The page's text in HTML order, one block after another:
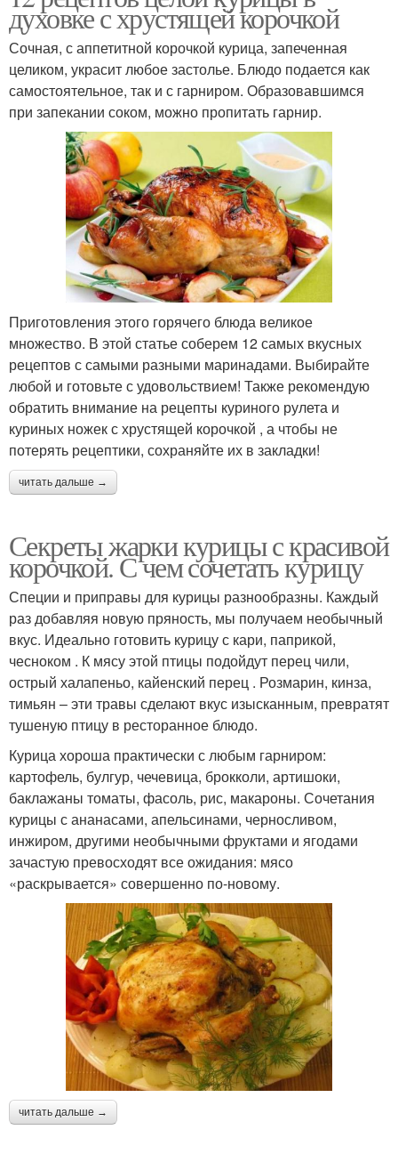
духовке с хрустящей корочкой
Сочная, с аппетитной корочкой курица, запеченная
целиком, украсит любое застолье. Блюдо подается как
самостоятельное, так и с гарниром. Образовавшимся
при запекании соком, можно пропитать гарнир.
Приготовления этого горячего блюда великое
множество. В этой статье соберем 12 самых вкусных
рецептов с самыми разными маринадами. Выбирайте
любой и готовьте с удовольствием! Также рекомендую
обратить внимание на рецепты куриного рулета и
куриных ножек с хрустящей корочкой , а чтобы не
потерять рецептики, сохраняйте их в закладки!
читать дальше →
Секреты жарки курицы с красивой
корочкой. С чем сочетать курицу
Специи и приправы для курицы разнообразны. Каждый
раз добавляя новую пряность, мы получаем необычный
вкус. Идеально готовить курицу с кари, паприкой,
чесноком . К мясу этой птицы подойдут перец чили,
острый халапеньо, кайенский перец . Розмарин, кинза,
тимьян – эти травы сделают вкус изысканным, превратят
тушеную птицу в ресторанное блюдо.
Курица хороша практически с любым гарниром:
картофель, булгур, чечевица, брокколи, артишоки,
баклажаны томаты, фасоль, рис, макароны. Сочетания
курицы с ананасами, апельсинами, черносливом,
инжиром, другими необычными фруктами и ягодами
зачастую превосходят все ожидания: мясо
«раскрывается» совершенно по-новому.
читать дальше →